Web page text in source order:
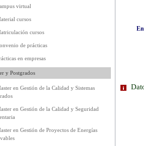
virtual
cursos
cursos
de prácticas
en empresas
y Postgrados
en Gestión de la Calidad y Sistemas
en Gestión de la Calidad y Seguridad
en Gestión de Proyectos de Energías